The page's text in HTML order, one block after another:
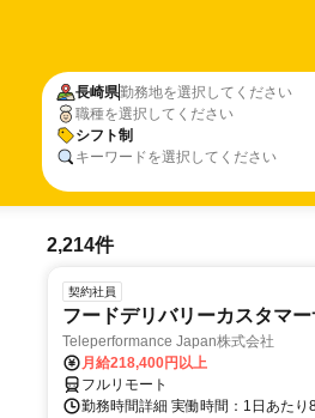
長崎県勤務地を選択してください
職種を選択してください
シフト制
キーワードを選択してください
2,214件
契約社員
フードデリバリーカスタマ
Teleperformance Japan株式会社
月給218,400円以上
フルリモート
勤務時間詳細 実働時間：1日あた